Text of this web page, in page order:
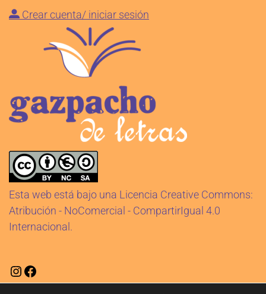
Crear cuenta/ iniciar sesión
Esta web está bajo una Licencia Creative Commons:
Atribución - NoComercial - CompartirIgual 4.0
Internacional.